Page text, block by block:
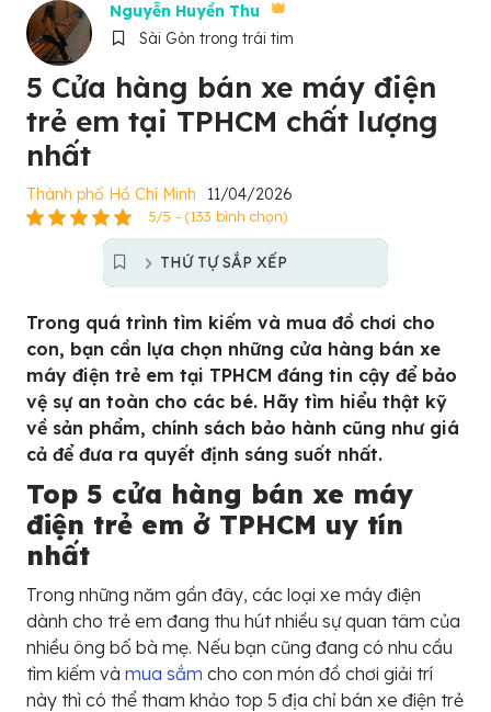
Nguyễn Huyền Thu
Sài Gòn trong trái tim
5 Cửa hàng bán xe máy điện
trẻ em tại TPHCM chất lượng
nhất
Thành phố Hồ Chí Minh 11/04/2026
5/5 - (133 bình chọn)
THỨ TỰ SẮP XẾP
Trong quá trình tìm kiếm và mua đồ chơi cho
con, bạn cần lựa chọn những cửa hàng bán xe
máy điện trẻ em tại TPHCM đáng tin cậy để bảo
vệ sự an toàn cho các bé. Hãy tìm hiểu thật kỹ
về sản phẩm, chính sách bảo hành cũng như giá
cả để đưa ra quyết định sáng suốt nhất.
Top 5 cửa hàng bán xe máy
điện trẻ em ở TPHCM uy tín
nhất
Trong những năm gần đây, các loại xe máy điện
dành cho trẻ em đang thu hút nhiều sự quan tâm của
nhiều ông bố bà mẹ. Nếu bạn cũng đang có nhu cầu
tìm kiếm và mua sắm cho con món đồ chơi giải trí
này thì có thể tham khảo top 5 địa chỉ bán xe điện trẻ